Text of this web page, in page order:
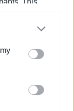
to third parties
that may
one or more
information
consent to
data for
Πιστεύει
του για τα
και